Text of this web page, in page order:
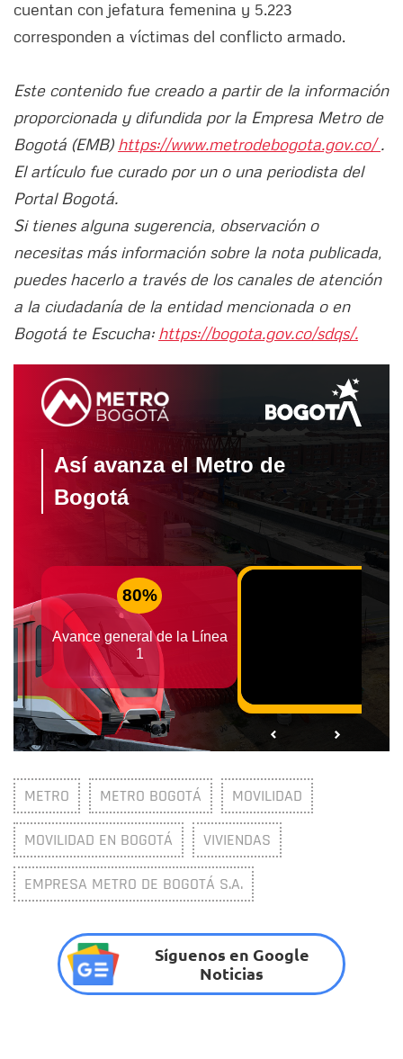
cuentan con jefatura femenina y 5.223
corresponden a víctimas del conflicto armado.
Este contenido fue creado a partir de la información
proporcionada y difundida por la Empresa Metro de
Bogotá (EMB) https://www.metrodebogota.gov.co/.
El artículo fue curado por un o una periodista del
Portal Bogotá.
Si tienes alguna sugerencia, observación o
necesitas más información sobre la nota publicada,
puedes hacerlo a través de los canales de atención
a la ciudadanía de la entidad mencionada o en
Bogotá te Escucha: https://bogota.gov.co/sdqs/.
METRO METRO BOGOTÁ MOVILIDAD
MOVILIDAD EN BOGOTÁ VIVIENDAS
EMPRESA METRO DE BOGOTÁ S.A.
Síguenos en Google
Noticias